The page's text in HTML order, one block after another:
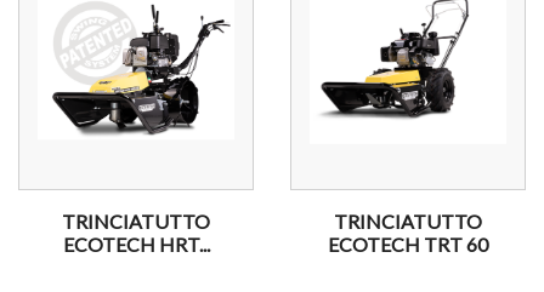
TRINCIATUTTO
ECOTECH HRT...
TRINCIATUTTO
ECOTECH TRT 60